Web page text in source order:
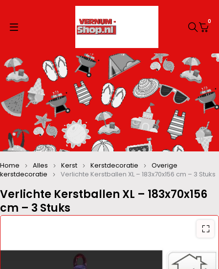
0
Verlichte Kerstballen XL – 183x70x156
cm – 3 Stuks
Home Alles Kerst Kerstdecoratie
Overige
kerstdecoratie
Verlichte Kerstballen XL – 183x70x156 cm – 3 Stuks